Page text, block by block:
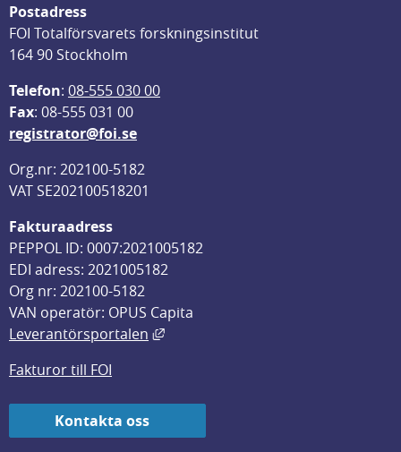
Postadress
FOI Totalförsvarets forskningsinstitut
164 90 Stockholm
Telefon: 08-555 030 00
Fax: 08-555 031 00
registrator@foi.se
Org.nr: 202100-5182
VAT SE202100518201
Fakturaadress
PEPPOL ID: 0007:2021005182
EDI adress: 2021005182
Org nr: 202100-5182
VAN operatör: OPUS Capita
Leverantörsportalen
Länk till annan webbplats, öppnas
Fakturor till FOI
Kontakta oss